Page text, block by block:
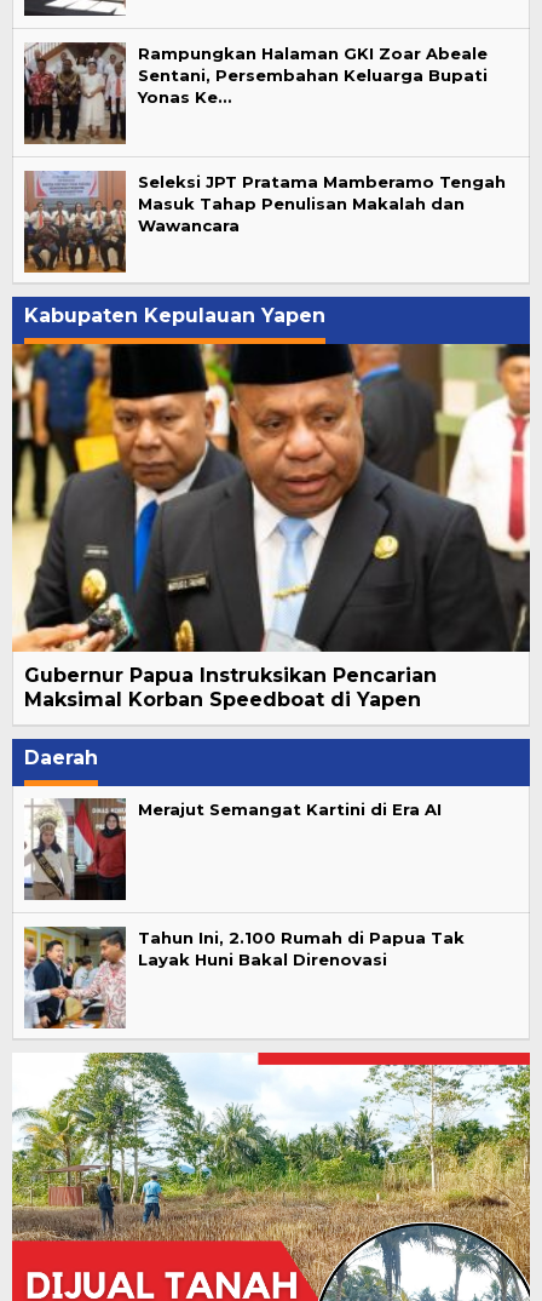
Rampungkan Halaman GKI Zoar Abeale
Sentani, Persembahan Keluarga Bupati
Yonas Ke…
Seleksi JPT Pratama Mamberamo Tengah
Masuk Tahap Penulisan Makalah dan
Wawancara
Kabupaten Kepulauan Yapen
Gubernur Papua Instruksikan Pencarian
Maksimal Korban Speedboat di Yapen
Daerah
Merajut Semangat Kartini di Era AI
Tahun Ini, 2.100 Rumah di Papua Tak
Layak Huni Bakal Direnovasi